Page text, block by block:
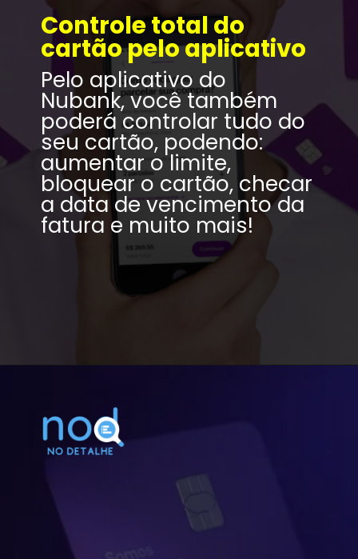
Pelo aplicativo do
Nubank, você também
poderá controlar tudo do
seu cartão, podendo:
aumentar o limite,
bloquear o cartão, checar
a data de vencimento da
fatura e muito mais!
Controle total do
cartão pelo aplicativo